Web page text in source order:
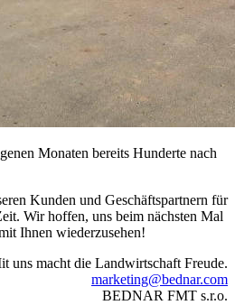
Monaten bereits Hunderte nach
Kunden und Geschäftspartnern für
Wir hoffen, uns beim nächsten Mal
Ihnen wiederzusehen!
uns macht die Landwirtschaft Freude.
marketing@bednar.com
BEDNAR FMT s.r.o.